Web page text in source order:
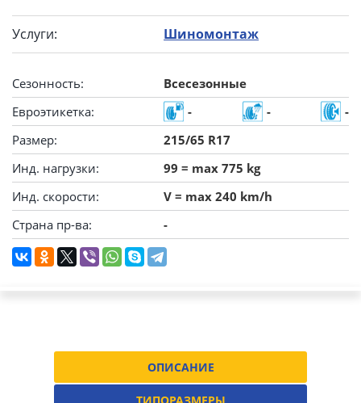
Услуги: Шиномонтаж
Сезонность:
Всесезонные
Евроэтикетка:
- -
-
Размер:
215/65 R17
Инд. нагрузки:
99 = max 775 kg
Инд. скорости:
V = max 240 km/h
Страна пр-ва:
-
ОПИСАНИЕ
ТИПОРАЗМЕРЫ